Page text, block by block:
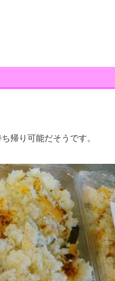
帰り可能だそうです。